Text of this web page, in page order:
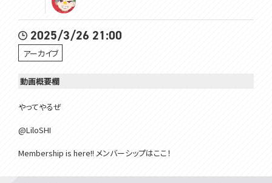
2025/3/26 21:00
アーカイブ
動画概要欄
やってやるぜ
@LiloSHI
Membership is here!! メンバーシップはここ！
JQ/join